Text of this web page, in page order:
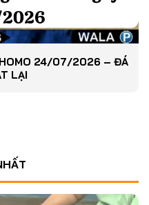
24/07/2026 – ĐÁ
LẠI